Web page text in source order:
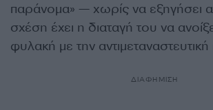
παράνομα» — χωρίς να εξηγήσει
σχέση έχει η διαταγή του να
φυλακή με την αντιμεταναστευτική
ΔΙΑΦΗΜΙΣΗ